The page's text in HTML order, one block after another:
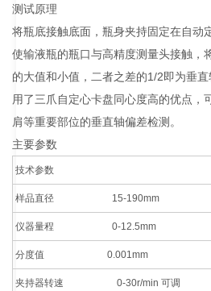
测试原理
将瓶底接触底面，瓶身夹持固定在自动
使输液瓶的瓶口与高精度测量头接触，
的大值和小值，二者之差的1/2即为垂
用了三爪自定心卡盘同心度高的优点，
肩等重要部位的垂直轴偏差检测。
主要参数
技术参数
样品直径 15-190mm
仪器量程 0-12.5mm
分度值 0.001mm
夹持器转速 0-30r/min 可调